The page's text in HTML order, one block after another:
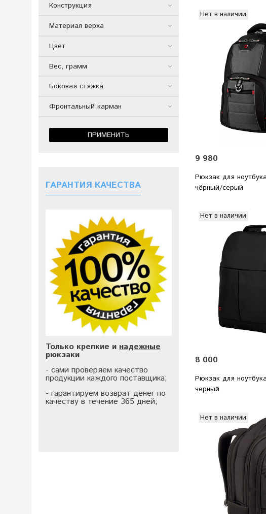
Нет в наличии
9 980
Рюкзак для
чёрный/серый
Нет в наличии
8 000
Рюкзак для
черный
Нет в наличии
Конструкция
Материал верха
Цвет
Вес, грамм
Боковая стяжка
Фронтальный карман
ПРИМЕНИТЬ
ГАРАНТИЯ КАЧЕСТВА
Только крепкие и надежные
рюкзаки
- сами проверяем качество
продукции каждого поставщика;
- гарантируем возврат денег по
качеству в течение 365 дней;